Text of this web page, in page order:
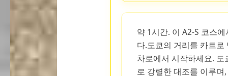
약 1시간. 이 A2-S 코스
다.도쿄의 거리를 카트
차로에서 시작하세요.
로 강렬한 대조를 이루